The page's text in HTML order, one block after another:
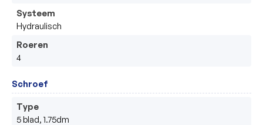
Systeem
Hydraulisch
Roeren
4
Schroef
Type
5 blad, 1.75dm